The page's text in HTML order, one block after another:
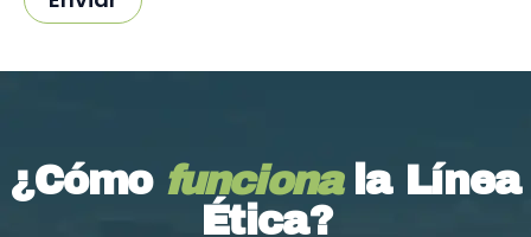
¿Cómo funcionala Línea
Ética?